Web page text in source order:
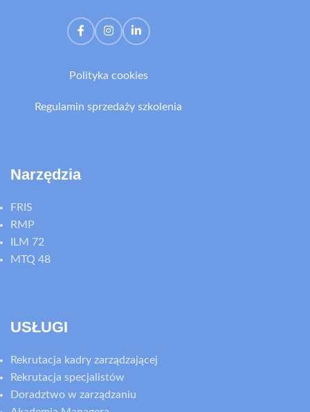
Polityka cookies
Regulamin sprzedaży szkolenia
Narzędzia
FRIS
RMP
ILM 72
MTQ 48
USŁUGI
Rekrutacja kadry zarządzającej
Rekrutacja specjalistów
Doradztwo w zarządzaniu